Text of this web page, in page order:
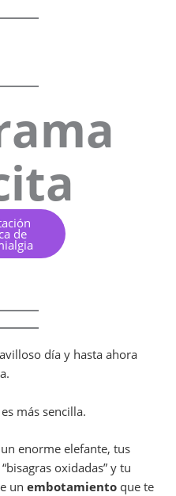
de
día y hasta ahora
más sencilla.
enorme elefante, tus
oxidadas” y tu
unembotamiento que te